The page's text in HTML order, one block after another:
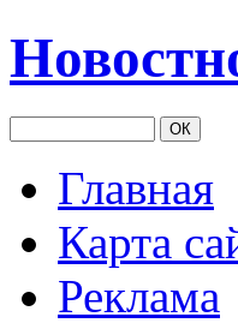
Главная
Карта
Реклама